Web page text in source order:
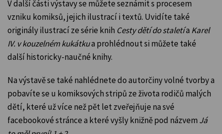
V další části výstavy se můžete seznámit s procesem
vzniku komiksů, jejich ilustrací i textů. Uvidíte také
originály ilustrací ze série knih Cesty dětí do staletía Karel
IV. v kouzelném kukátkua prohlédnout si můžete také
další historicky-naučné knihy.
Na výstavě se také nahlédnete do autorčiny volné tvorby a
pobavíte se u komiksových stripů ze života rodičů malých
dětí, které už více než pět let zveřejňuje na své
facebookové stránce a které vyšly knižně pod názvem Já